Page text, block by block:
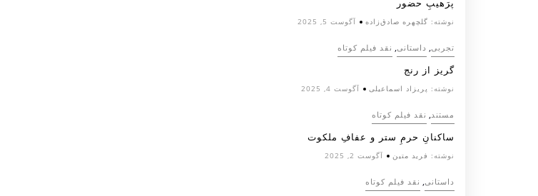
پرَهیب‌ِ حضور
نوشته: گلچهره صادق‌زاده آگوست 5, 2025
تجربی, داستانی, نقد فیلم کوتاه
گریز از رنج
نوشته: پریزاد اسماعیلی آگوست 4, 2025
مستند, نقد فیلم کوتاه
ساکنانِ حرمِ ستر و عفافِ ملکوت
نوشته: فرید متین آگوست 2, 2025
داستانی, نقد فیلم کوتاه